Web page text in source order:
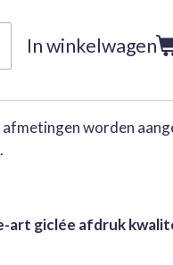
In winkelwagen
afmetingen worden
art giclée afdruk